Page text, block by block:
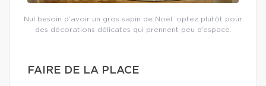
Nul besoin d’avoir un gros sapin de Noël: optez plutôt pour
des décorations délicates qui prennent peu d’espace.
FAIRE DE LA PLACE